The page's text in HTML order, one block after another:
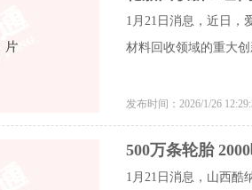
1月21日消息，近日，
材料回收领域的重大
发布时间：2026/1/26
500万条轮胎
1月21日消息，山西酷